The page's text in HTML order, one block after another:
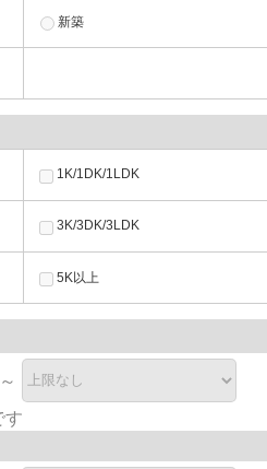
新築
1K/1DK/1LDK
3K/3DK/3LDK
5K以上
～
す